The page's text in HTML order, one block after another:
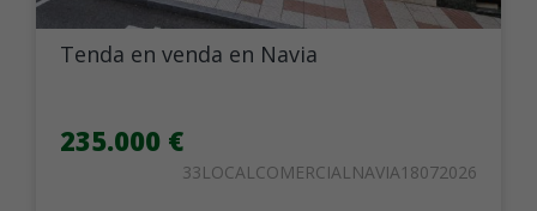
Tenda en venda en Navia
235.000 €
33LOCALCOMERCIALNAVIA18072026